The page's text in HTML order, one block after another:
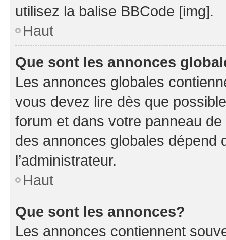
utilisez la balise BBCode [img].
Haut
Que sont les annonces
Les annonces globales
vous devez lire dès que
forum et dans votre panneau
des annonces globales dépend
l’administrateur.
Haut
Que sont les annonces?
Les annonces contiennent